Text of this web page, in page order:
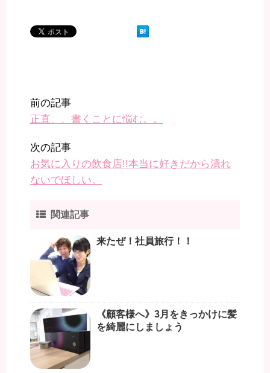
前の記事
正直、、書くことに悩む。。
次の記事
お気に入りの飲食店!!本当に好きだから潰れ
ないでほしい。
関連記事
来たぜ！社員旅行！！
《顧客様へ》3月をきっかけに髪
を綺麗にしましょう